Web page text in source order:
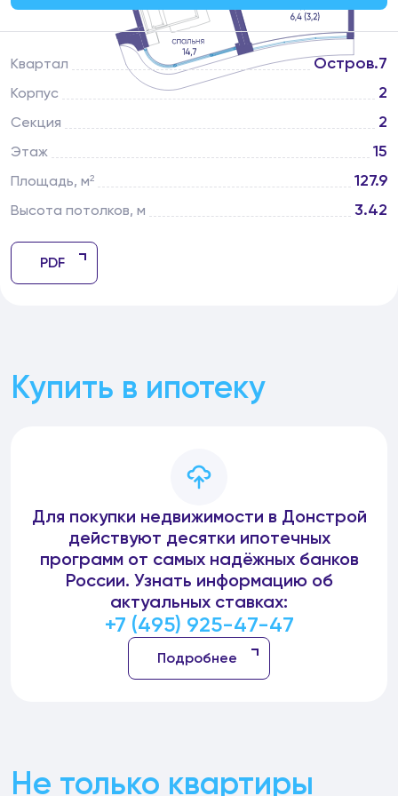
Квартал Остров.7
Корпус 2
Секция 2
Этаж 15
Площадь, м² 127.9
Высота потолков, м 3.42
PDF
Купить в ипотеку
Для покупки недвижимости в Донстрой
действуют десятки ипотечных
программ от самых надёжных банков
России. Узнать информацию об
актуальных ставках:
+7 (495) 925-47-47
Подробнее
Не только квартиры